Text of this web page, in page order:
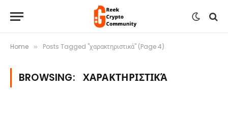
Home » Posts Tagged "χαρακτηριστικά" (Page 4)
BROWSING: ΧΑΡΑΚΤΗΡΙΣΤΙΚΆ